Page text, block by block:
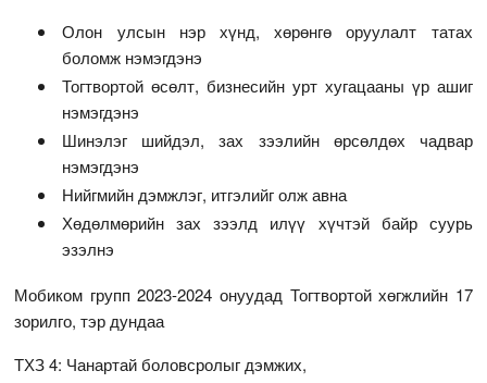
Олон улсын нэр хүнд, хөрөнгө оруулалт татах
боломж нэмэгдэнэ
Тогтвортой өсөлт, бизнесийн урт хугацааны үр ашиг
нэмэгдэнэ
Шинэлэг шийдэл, зах зээлийн өрсөлдөх чадвар
нэмэгдэнэ
Нийгмийн дэмжлэг, итгэлийг олж авна
Хөдөлмөрийн зах зээлд илүү хүчтэй байр суурь
эзэлнэ
Мобиком групп 2023-2024 онуудад Тогтвортой хөгжлийн 17
зорилго, тэр дундаа
ТХЗ 4: Чанартай боловсролыг дэмжих,